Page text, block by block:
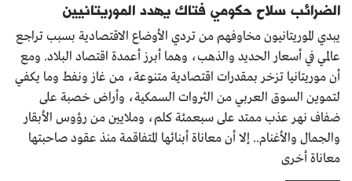
الضرائب سلاح حكومي فتاك يهدد الموريتانيين
يبدي الموريتانيون مخاوفهم من تردي الأوضاع الاقتصادية بسبب تراجع
عالمي في أسعار الحديد والذهب، وهما أبرز أعمدة اقتصاد البلاد. ومع
أن موريتانيا تزخر بمقدرات اقتصادية متنوعة، من غاز ونفط وما يكفي
لتموين السوق العربي من الثروات السمكية، وأراض خصبة على
ضفاف نهر عذب ممتد على سبعمئة كلم، وملايين من رؤوس الأبقار
والجمال والأغنام.. إلا أن معاناة أبنائها المتفاقمة منذ عقود صاحبتها
معاناة أخرى